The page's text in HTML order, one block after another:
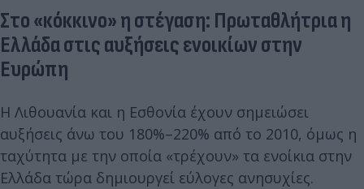
Στο «κόκκινο» η στέγαση: Πρωταθλήτρια η
Ελλάδα στις αυξήσεις ενοικίων στην
Ευρώπη
Η Λιθουανία και η Εσθονία έχουν σημειώσει
αυξήσεις άνω του 180%–220% από το 2010, όμως η
ταχύτητα με την οποία «τρέχουν» τα ενοίκια στην
Ελλάδα τώρα δημιουργεί εύλογες ανησυχίες.